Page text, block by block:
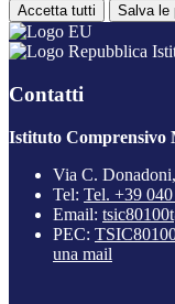
Accetta tutti Salva le
Contatti
Istituto Comprensivo
Via C.
Tel: Tel. +39
Email:
PEC:
una mail